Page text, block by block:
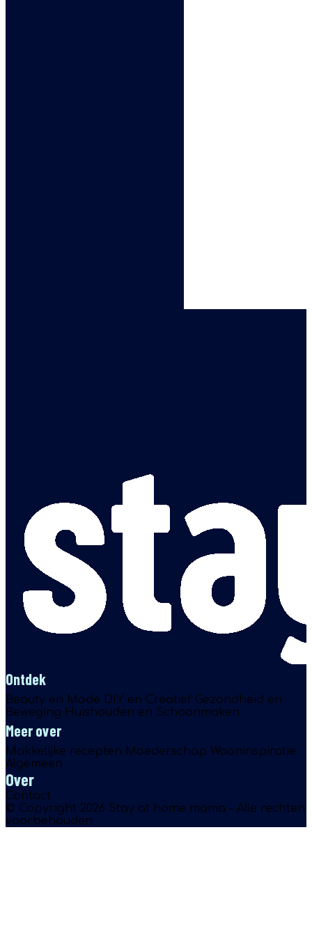
Ontdek
Beauty en Mode DIY en Creatief Gezondheid en
Beweging Huishouden en Schoonmaken
Meer over
Makkelijke recepten Moederschap Wooninspiratie
Algemeen
Over
Contact
© Copyright 2026 Stay at home mama - Alle rechten
voorbehouden